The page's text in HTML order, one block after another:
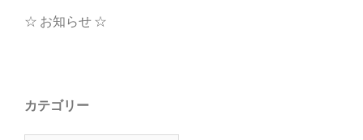
☆ お知らせ ☆
カテゴリー